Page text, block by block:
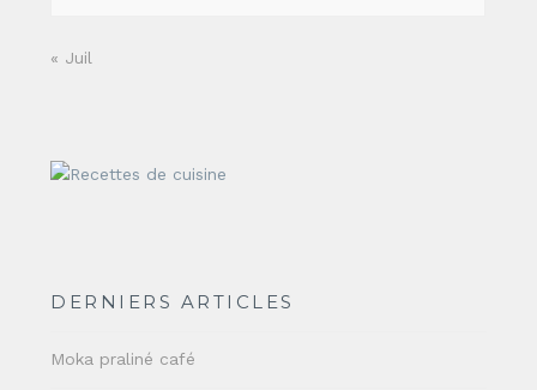
« Juil
DERNIERS ARTICLES
Moka praliné café